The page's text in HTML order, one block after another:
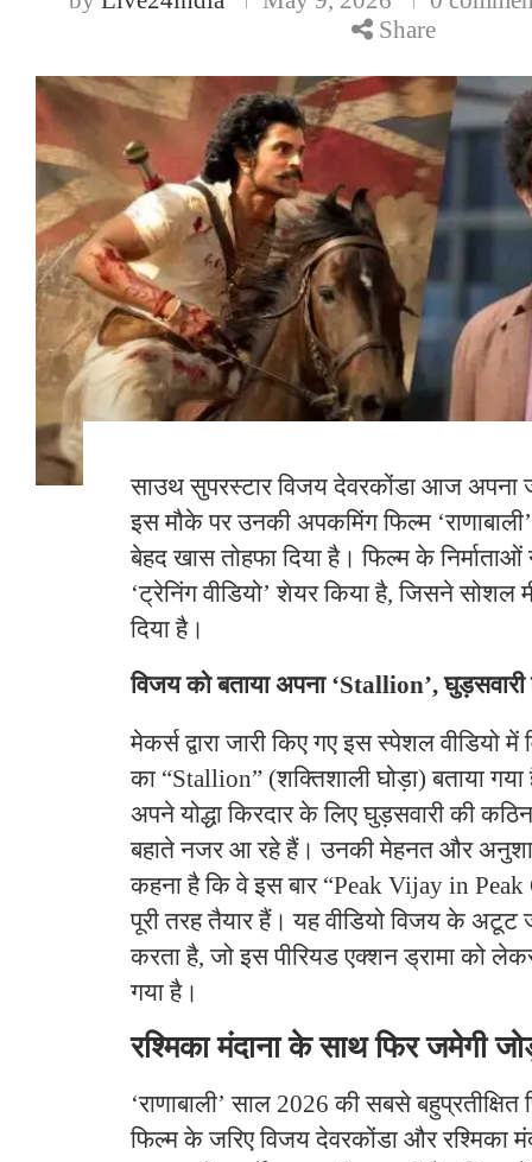
Share
साउथ सुपरस्टार विजय देवरकोंडा आज अपना
इस मौके पर उनकी अपकमिंग फिल्म
बेहद खास तोहफा दिया है। फिल्म के
‘ट्रेनिंग वीडियो’ शेयर किया है, जिसने सोशल
दिया है।
विजय को बताया अपना ‘Stallion’, घुड़सवारी
मेकर्स द्वारा जारी किए गए इस स्पेशल वीडियो
का “Stallion” (शक्तिशाली घोड़ा) बताया गया
अपने योद्धा किरदार के लिए घुड़सवारी की
बहाते नजर आ रहे हैं। उनकी मेहनत और
कहना है कि वे इस बार “Peak Vijay in
पूरी तरह तैयार हैं। यह वीडियो विजय के अटूट
करता है, जो इस पीरियड एक्शन ड्रामा को
गया है।
रश्मिका मंदाना के साथ फिर जमेगी
‘राणाबाली’ साल 2026 की सबसे
फिल्म के जरिए विजय देवरकोंडा और रश्मिका